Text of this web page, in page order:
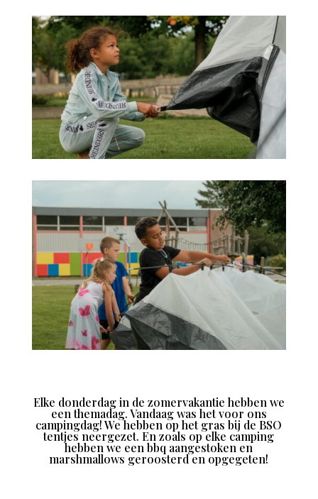
Elke donderdag in de zomervakantie hebben we
een themadag. Vandaag was het voor ons
campingdag! We hebben op het gras bij de BSO
tentjes neergezet. En zoals op elke camping
hebben we een bbq aangestoken en
marshmallows geroosterd en opgegeten!